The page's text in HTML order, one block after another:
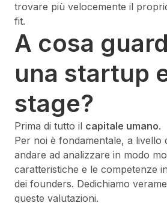
trovare più velocemente il
fit.
A cosa
una startup
stage?
Prima di tutto il capitale umano.
Per noi è fondamentale, a livello
andare ad analizzare in modo
caratteristiche e le competenze
dei founders. Dedichiamo
queste valutazioni.